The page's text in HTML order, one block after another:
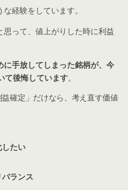
経験をしています。
思って、値上がりした時に利益
に手放してしまった銘柄が、今
て後悔しています。
確定」だけなら、考え直す価値
たい
ランス